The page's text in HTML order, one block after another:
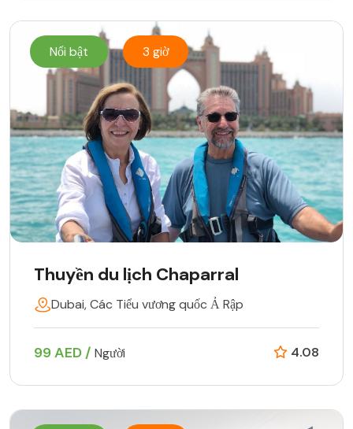
Nổi bật 3 giờ
Thuyền du lịch Chaparral
Dubai, Các Tiểu vương quốc Ả Rập
99 AED / Người 4.08